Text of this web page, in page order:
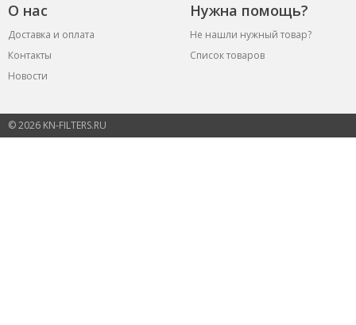
О нас Нужна помощь?
Доставка и оплата
Не нашли нужный товар?
Контакты
Список товаров
Новости
© 2026 KN-FILTERS.RU